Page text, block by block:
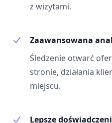
z wizytami.
Zaawansowana
Śledzenie otwarć
stronie, działania
miejscu.
Lepsze